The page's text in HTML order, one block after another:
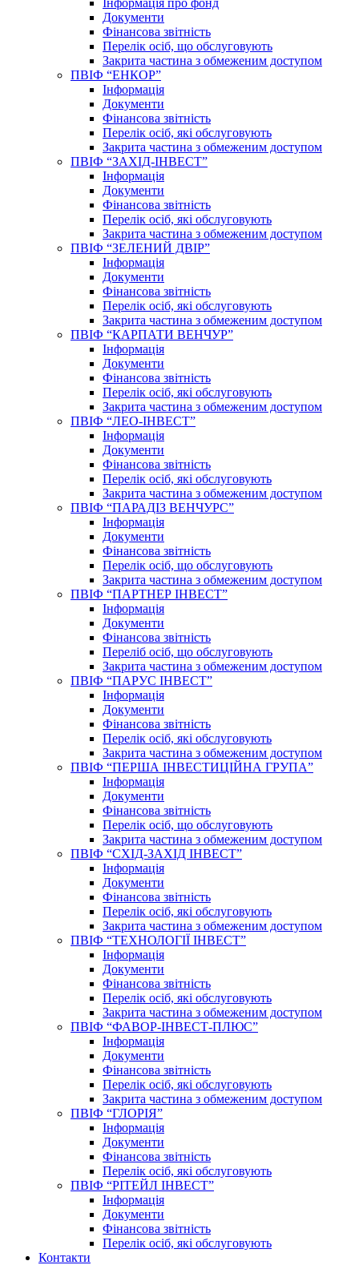
Інформація про фонд
Документи
Фінансова звітність
Перелік осіб, що обслуговують
Закрита частина з обмеженим доступом
ПВІФ “ЕНКОР”
Інформація
Документи
Фінансова звітність
Перелік осіб, які обслуговують
Закрита частина з обмеженим доступом
ПВІФ “ЗАХІД-ІНВЕСТ”
Інформація
Документи
Фінансова звітність
Перелік осіб, які обслуговують
Закрита частина з обмеженим доступом
ПВІФ “ЗЕЛЕНИЙ ДВІР”
Інформація
Документи
Фінансова звітність
Перелік осіб, які обслуговують
Закрита частина з обмеженим доступом
ПВІФ “КАРПАТИ ВЕНЧУР”
Інформація
Документи
Фінансова звітність
Перелік осіб, які обслуговують
Закрита частина з обмеженим доступом
ПВІФ “ЛЕО-ІНВЕСТ”
Інформація
Документи
Фінансова звітність
Перелік осіб, які обслуговують
Закрита частина з обмеженим доступом
ПВІФ “ПАРАДІЗ ВЕНЧУРС”
Інформація
Документи
Фінансова звітність
Перелік осіб, що обслуговують
Закрита частина з обмеженим доступом
ПВІФ “ПАРТНЕР ІНВЕСТ”
Інформація
Документи
Фінансова звітність
Переліб осіб, що обслуговують
Закрита частина з обмеженим доступом
ПВІФ “ПАРУС ІНВЕСТ”
Інформація
Документи
Фінансова звітність
Перелік осіб, які обслуговують
Закрита частина з обмеженим доступом
ПВІФ “ПЕРША ІНВЕСТИЦІЙНА ГРУПА”
Інформація
Документи
Фінансова звітність
Перелік осіб, що обслуговують
Закрита частина з обмеженим доступом
ПВІФ “СХІД-ЗАХІД ІНВЕСТ”
Інформація
Документи
Фінансова звітність
Перелік осіб, які обслуговують
Закрита частина з обмеженим доступом
ПВІФ “ТЕХНОЛОГІЇ ІНВЕСТ”
Інформація
Документи
Фінансова звітність
Перелік осіб, які обслуговують
Закрита частина з обмеженим доступом
ПВІФ “ФАВОР-ІНВЕСТ-ПЛЮС”
Інформація
Документи
Фінансова звітність
Перелік осіб, які обслуговують
Закрита частина з обмеженим доступом
ПВІФ “ГЛОРІЯ”
Інформація
Документи
Фінансова звітність
Перелік осіб, які обслуговують
ПВІФ “РІТЕЙЛ ІНВЕСТ”
Інформація
Документи
Фінансова звітність
Перелік осіб, які обслуговують
Контакти